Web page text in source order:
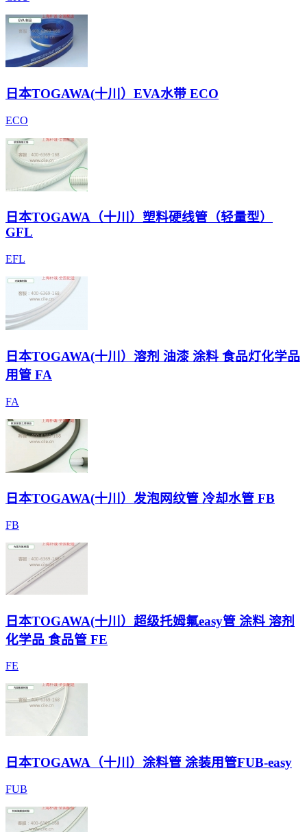
日本TOGAWA(十川）EVA水带 ECO
ECO
日本TOGAWA（十川）塑料硬线管（轻量型）
GFL
EFL
日本TOGAWA(十川）溶剂 油漆 涂料 食品灯化学品
用管 FA
FA
日本TOGAWA(十川）发泡网纹管 冷却水管 FB
FB
日本TOGAWA(十川）超级托姆氟easy管 涂料 溶剂
化学品 食品管 FE
FE
日本TOGAWA（十川）涂料管 涂装用管FUB-easy
FUB